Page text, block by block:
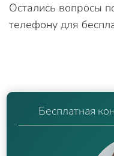
Остались вопросы
телефону для
Бесплатная